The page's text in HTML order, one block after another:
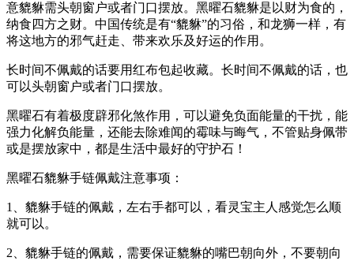
意貔貅需头朝窗户或者门口摆放。黑曜石貔貅是以财为食的，
纳食四方之财。中国传统是有“貔貅”的习俗，和龙狮一样，有
将这地方的邪气赶走、带来欢乐及好运的作用。
长时间不佩戴的话要用红布包起收藏。长时间不佩戴的话，也
可以头朝窗户或者门口摆放。
黑曜石有着极度辟邪化煞作用，可以避免负面能量的干扰，能
强力化解负能量，还能去除难闻的霉味与晦气，不管贴身佩带
或是摆放家中，都是生活中最好的守护石！
黑曜石貔貅手链佩戴注意事项：
1、貔貅手链的佩戴，左右手都可以，看灵宝主人感觉怎么顺
就可以。
2、貔貅手链的佩戴，需要保证貔貅的嘴巴朝向外，不要朝向